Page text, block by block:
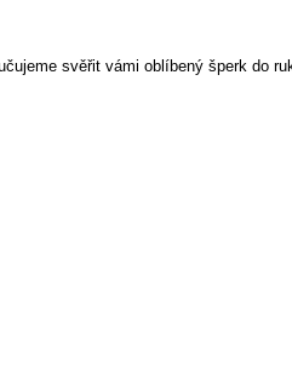
svěřit vámi oblíbený šperk do